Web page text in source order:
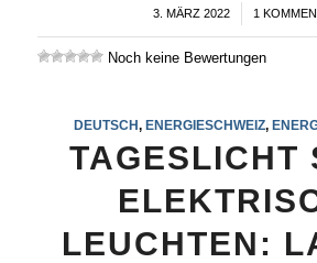
3. MÄRZ 2022
/ 1
Noch keine Bewertungen
DEUTSCH ,ENERGIESCHWEIZ ,
TAGESLICHT
LEUCHTEN: